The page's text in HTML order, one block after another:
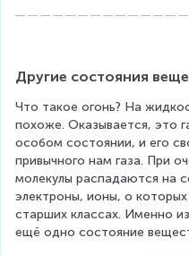
Другие состояния
Что такое огонь? На
похоже. Оказывается, это
особом состоянии, и его
привычного нам газа. При
молекулы распадаются на
электроны, ионы, о
старших классах. Именно
ещё одно состояние